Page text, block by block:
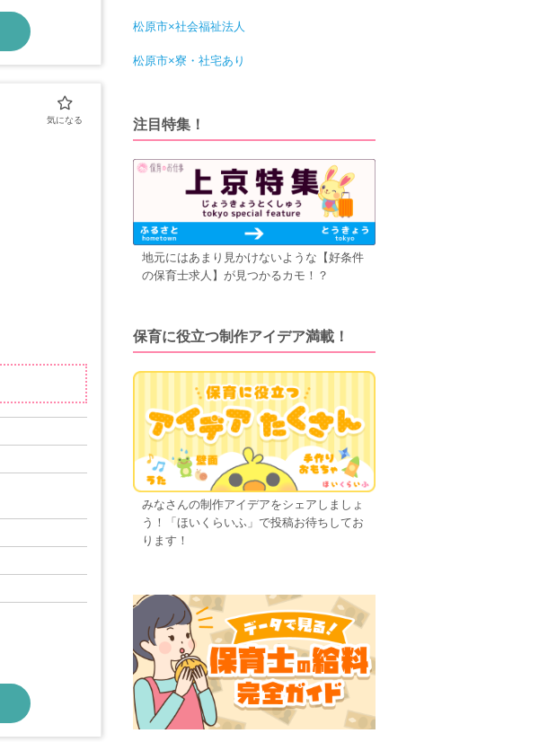
松原市×社会福祉法人
松原市×寮・社宅あり
注目特集！
地元にはあまり見かけないような【好条件
の保育士求人】が見つかるカモ！？
保育に役立つ制作アイデア満載！
みなさんの制作アイデアをシェアしましょ
う！「ほいくらいふ」で投稿お待ちしてお
ります！